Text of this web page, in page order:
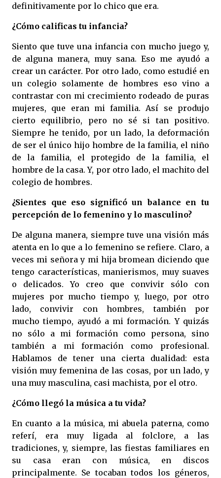
definitivamente por lo chico que era.
¿Cómo calificas tu infancia?
Siento que tuve una infancia con mucho juego y,
de alguna manera, muy sana. Eso me ayudó a
crear un carácter. Por otro lado, como estudié en
un colegio solamente de hombres eso vino a
contrastar con mi crecimiento rodeado de puras
mujeres, que eran mi familia. Así se produjo
cierto equilibrio, pero no sé si tan positivo.
Siempre he tenido, por un lado, la deformación
de ser el único hijo hombre de la familia, el niño
de la familia, el protegido de la familia, el
hombre de la casa. Y, por otro lado, el machito del
colegio de hombres.
¿Sientes que eso significó un balance en tu
percepción de lo femenino y lo masculino?
De alguna manera, siempre tuve una visión más
atenta en lo que a lo femenino se refiere. Claro, a
veces mi señora y mi hija bromean diciendo que
tengo características, manierismos, muy suaves
o delicados. Yo creo que convivir sólo con
mujeres por mucho tiempo y, luego, por otro
lado, convivir con hombres, también por
mucho tiempo, ayudó a mi formación. Y quizás
no sólo a mi formación como persona, sino
también a mi formación como profesional.
Hablamos de tener una cierta dualidad: esta
visión muy femenina de las cosas, por un lado, y
una muy masculina, casi machista, por el otro.
¿Cómo llegó la música a tu vida?
En cuanto a la música, mi abuela paterna, como
referí, era muy ligada al folclore, a las
tradiciones, y, siempre, las fiestas familiares en
su casa eran con música, en discos
principalmente. Se tocaban todos los géneros,